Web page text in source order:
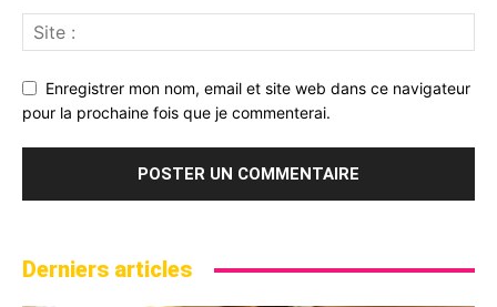
Enregistrer mon nom, email et site web dans ce navigateur
pour la prochaine fois que je commenterai.
Derniers articles